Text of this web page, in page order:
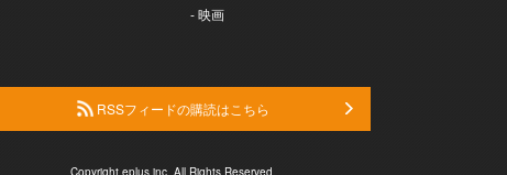
- 映画
RSSフィードの購読はこちら